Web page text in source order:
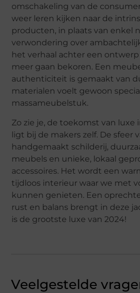
omschakeling van de
weer leren kijken naar de
producten, in plaats van enkel
verwondering over
het verhaal achter een
meer gaan bekoren. Een
authenticiteit is gemaakt van
materialen voelt gewoon
massameubelstuk.
Zo zie je, de toekomst van luxe
ligt bij de makers zelf. De sfeer
handgemaakt schilderij,
meubels en unieke, lokaal
accessoires. Het wordt een
tijdloos interieur waar we met
kunnen genieten. Een
rust en balans brengt in deze
is de grootste luxe van 2024!
Veelgestelde